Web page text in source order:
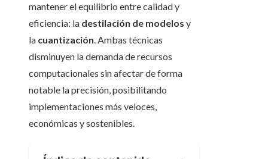
mantener el equilibrio entre calidad y
eficiencia: la destilación de modelos y
la cuantización. Ambas técnicas
disminuyen la demanda de recursos
computacionales sin afectar de forma
notable la precisión, posibilitando
implementaciones más veloces,
económicas y sostenibles.